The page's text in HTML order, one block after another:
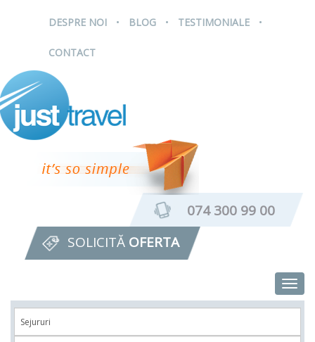
DESPRE NOI . BLOG . TESTIMONIALE .
CONTACT
074 300 99 00
SOLICITĂ OFERTA